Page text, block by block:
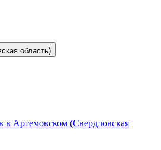
область)
в Артемовском (Свердловская